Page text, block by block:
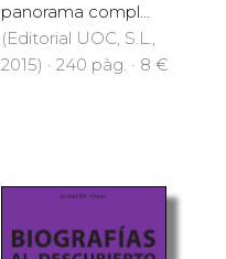
panorama compl...
(Editorial UOC, S.L.,
2015) · 240 pàg. · 8 €